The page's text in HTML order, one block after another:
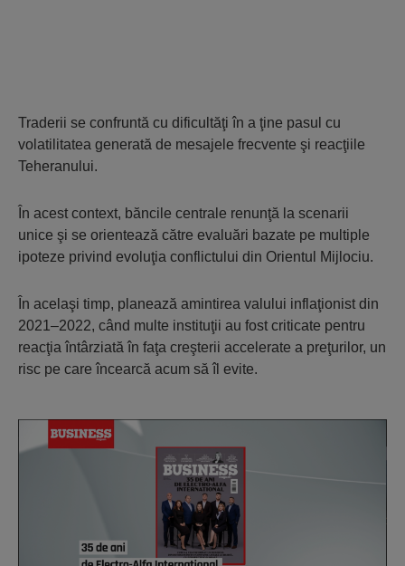
Traderii se confruntă cu dificultăţi în a ţine pasul cu
volatilitatea generată de mesajele frecvente şi reacţiile
Teheranului.
În acest context, băncile centrale renunţă la scenarii
unice şi se orientează către evaluări bazate pe multiple
ipoteze privind evoluţia conflictului din Orientul Mijlociu.
În acelaşi timp, planează amintirea valului inflaţionist din
2021–2022, când multe instituţii au fost criticate pentru
reacţia întârziată în faţa creşterii accelerate a preţurilor, un
risc pe care încearcă acum să îl evite.